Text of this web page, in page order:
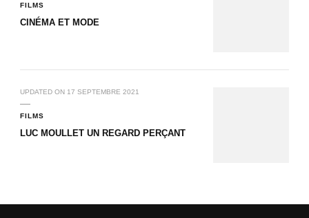
FILMS
CINÉMA ET MODE
UPDATED ON 17 SEPTEMBRE 2021
FILMS
LUC MOULLET UN REGARD PERÇANT